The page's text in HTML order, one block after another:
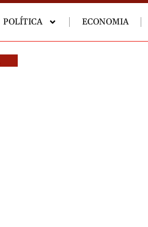
POLÍTICA ECONOMIA